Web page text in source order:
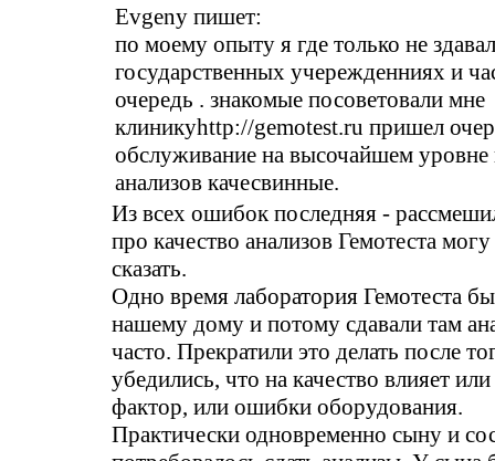
Evgeny пишет:
по моему опыту я где только не
государственных учережденниях и
очередь . знакомые посоветовали мне
клиникуhttp://gemotest.ru пришел
обслуживание на высочайшем уровне
анализов качесвинные.
Из всех ошибок последняя -
про качество анализов Гемотеста
сказать.
Одно время лаборатория Гемотеста
нашему дому и потому сдавали там
часто. Прекратили это делать после
убедились, что на качество влияет
фактор, или ошибки оборудования.
Практически одновременно сыну и